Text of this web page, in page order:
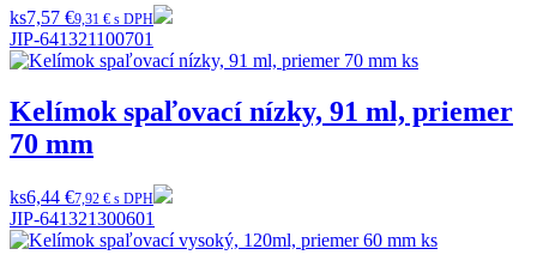
ks7,57 €9,31 € s DPH
JIP-641321100701
Kelímok spaľovací nízky, 91 ml, priemer
70 mm
ks6,44 €7,92 € s DPH
JIP-641321300601